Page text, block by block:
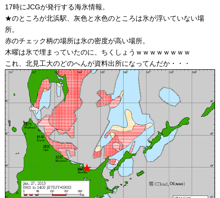
17時にJCGが発行する海氷情報。
★のところが北浜駅、灰色と水色のところは氷が浮いていない場
所。
赤のチェック柄の場所は氷の密度が高い場所。
木曜は氷で埋まっていたのに、ちくしょうｗｗｗｗｗｗｗｗ
これ、北見工大のどのへんが資料出所になってんだか・・・